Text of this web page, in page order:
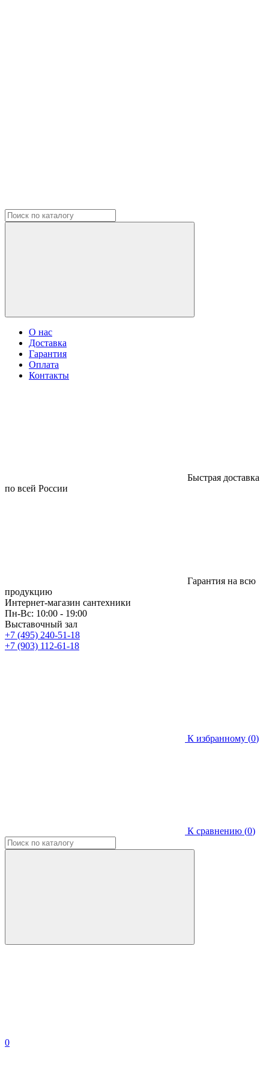
О нас
Доставка
Гарантия
Оплата
Контакты
Быстрая доставка
по всей России
Гарантия на всю
продукцию
Интернет-магазин сантехники
Пн-Вс: 10:00 - 19:00
Выставочный зал
+7 (495) 240-51-18
+7 (903) 112-61-18
К избранному (0)
К сравнению (0)
0